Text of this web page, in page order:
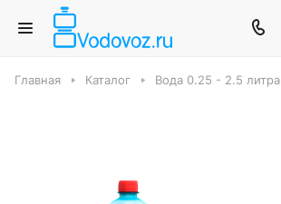
Главная Каталог Вода 0.25 - 2.5 литра